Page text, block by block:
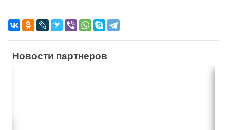
Новости партнеров